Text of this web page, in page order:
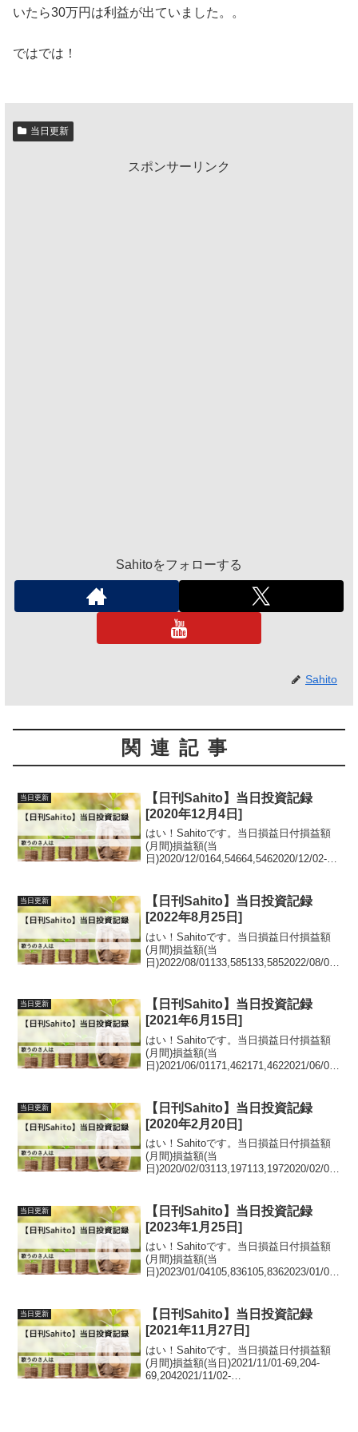
いたら30万円は利益が出ていました。。
ではでは！
当日更新
スポンサーリンク
Sahitoをフォローする
Sahito
関連記事
当日更新
【日刊Sahito】当日投資記録
[2020年12月4日]
はい！Sahitoです。当日損益日付損益額
(月間)損益額(当
日)2020/12/0164,54664,5462020/12/02-
当日更新
【日刊Sahito】当日投資記録
[2022年8月25日]
はい！Sahitoです。当日損益日付損益額
(月間)損益額(当
日)2022/08/01133,585133,5852022/08/02
04-7,421-38...
当日更新
【日刊Sahito】当日投資記録
[2021年6月15日]
はい！Sahitoです。当日損益日付損益額
(月間)損益額(当
日)2021/06/01171,462171,4622021/06/02
6/0482,383...
当日更新
【日刊Sahito】当日投資記録
[2020年2月20日]
はい！Sahitoです。当日損益日付損益額
(月間)損益額(当
日)2020/02/03113,197113,1972020/02/04
662,432020...
当日更新
【日刊Sahito】当日投資記録
[2023年1月25日]
はい！Sahitoです。当日損益日付損益額
(月間)損益額(当
日)2023/01/04105,836105,8362023/01/05
当日更新
【日刊Sahito】当日投資記録
[2021年11月27日]
はい！Sahitoです。当日損益日付損益額
(月間)損益額(当日)2021/11/01-69,204-
69,2042021/11/02-